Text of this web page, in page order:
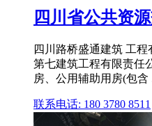
四川省公共资
四川路桥盛通建筑 工
第七建筑工程有限责任
房、公用辅助用房(包含
联系电话: 180 3780 8511